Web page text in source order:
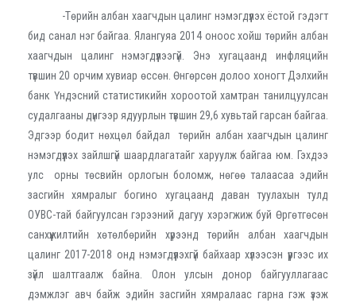
-Төрийн албан хаагчдын цалинг нэмэгдүүлэх ёстой гэдэгт
бид санал нэг байгаа. Ялангуяа 2014 оноос хойш төрийн албан
хаагчдын цалинг нэмэгдүүлээгүй. Энэ хугацаанд инфляцийн
түвшин 20 орчим хувиар өссөн. Өнгөрсөн долоо хоногт Дэлхийн
банк Үндэсний статистикийн хороотой хамтран танилцуулсан
судалгааны дүнгээр ядуурлын түвшин 29,6 хувьтай гарсан байгаа.
Эдгээр бодит нөхцөл байдал төрийн албан хаагчдын цалинг
нэмэгдүүлэх зайлшгүй шаардлагатайг харуулж байгаа юм. Гэхдээ
улс орны төсвийн орлогын боломж, нөгөө талаасаа эдийн
засгийн хямралыг богино хугацаанд даван туулахын тулд
ОУВС-тай байгуулсан гэрээний дагуу хэрэгжиж буй Өргөтгөсөн
санхүүжилтийн хөтөлбөрийн хүрээнд төрийн албан хаагчдын
цалинг 2017-2018 онд нэмэгдүүлэхгүй байхаар хүлээсэн үүргээс их
зүйл шалтгаалж байна. Олон улсын донор байгууллагаас
дэмжлэг авч байж эдийн засгийн хямралаас гарна гэж үзэж